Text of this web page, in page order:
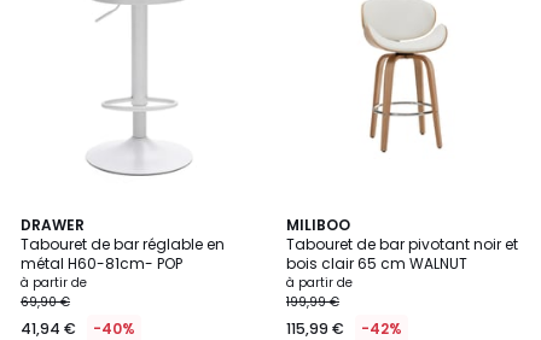
DRAWER
Tabouret de bar réglable en
métal H60-81cm- POP
à partir de
69,90 €
41,94 € -40%
5
/
5
3
Couleurs
MILIBOO
Tabouret de bar pivotant noir et
bois clair 65 cm WALNUT
à partir de
199,99 €
115,99 € -42%
4
/
5
2
Couleurs